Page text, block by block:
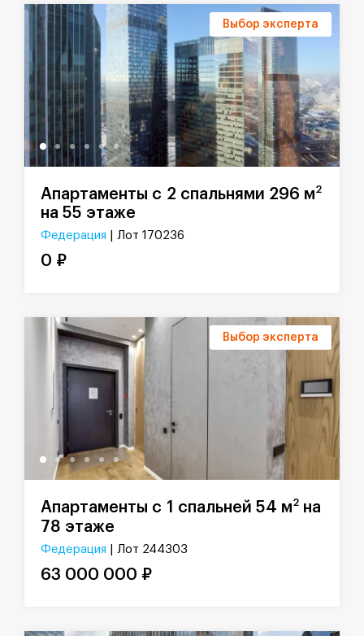
Выбор эксперта
Апартаменты с 2 спальнями 296 м2
на 55 этаже
Федерация | Лот 170236
0 ₽
Выбор эксперта
Апартаменты с 1 спальней 54 м2 на
78 этаже
Федерация | Лот 244303
63 000 000 ₽